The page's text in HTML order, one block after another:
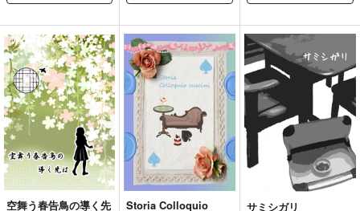
空舞う春告鳥の導く先
Storia Colloquio
サミシガリ